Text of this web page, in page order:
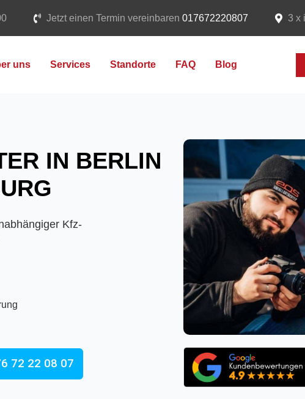
Jetzt einen Termin vereinbaren 017672220807 3 x
uns Services Standorte FAQ Blog
IN BERLIN
Kfz-
72 22 08 07